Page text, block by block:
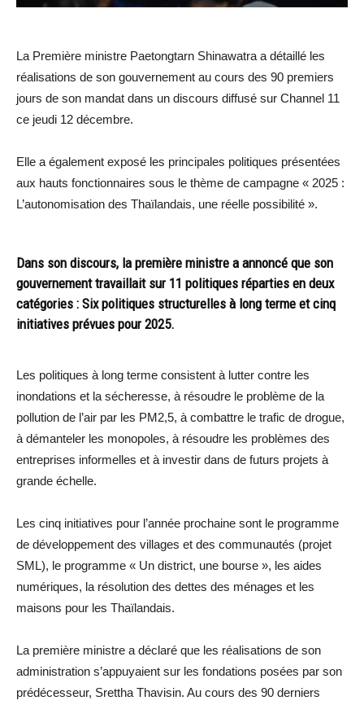
La Première ministre Paetongtarn Shinawatra a détaillé les
réalisations de son gouvernement au cours des 90 premiers
jours de son mandat dans un discours diffusé sur Channel 11
ce jeudi 12 décembre.
Elle a également exposé les principales politiques présentées
aux hauts fonctionnaires sous le thème de campagne « 2025 :
L’autonomisation des Thaïlandais, une réelle possibilité ».
Dans son discours, la première ministre a annoncé que son
gouvernement travaillait sur 11 politiques réparties en deux
catégories : Six politiques structurelles à long terme et cinq
initiatives prévues pour 2025.
Les politiques à long terme consistent à lutter contre les
inondations et la sécheresse, à résoudre le problème de la
pollution de l’air par les PM2,5, à combattre le trafic de drogue,
à démanteler les monopoles, à résoudre les problèmes des
entreprises informelles et à investir dans de futurs projets à
grande échelle.
Les cinq initiatives pour l’année prochaine sont le programme
de développement des villages et des communautés (projet
SML), le programme « Un district, une bourse », les aides
numériques, la résolution des dettes des ménages et les
maisons pour les Thaïlandais.
La première ministre a déclaré que les réalisations de son
administration s’appuyaient sur les fondations posées par son
prédécesseur, Srettha Thavisin. Au cours des 90 derniers